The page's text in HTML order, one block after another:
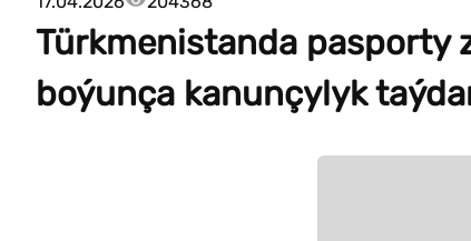
Türkmenistanda pasporty
boýunça kanunçylyk